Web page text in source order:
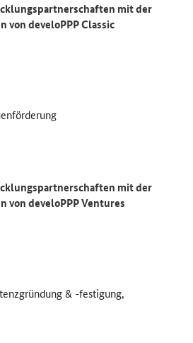
mit der
vondeveloPPP Classic
mit der
von develoPPP Ventures
& -festigung,